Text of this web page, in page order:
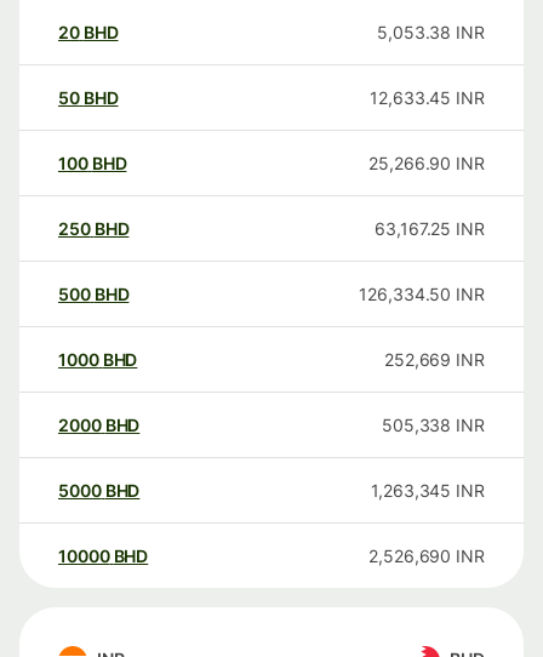
20 BHD 5,053.38 INR
50 BHD 12,633.45 INR
100 BHD 25,266.90 INR
250 BHD 63,167.25 INR
500 BHD 126,334.50 INR
1000 BHD 252,669 INR
2000 BHD 505,338 INR
5000 BHD 1,263,345 INR
10000 BHD 2,526,690 INR